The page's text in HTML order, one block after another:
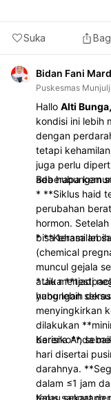
Suka
Bidan Fani
Puskesmas
Hallo Alti Bunga,
kondisi ini lebih
dengan
tetapi
juga perlu
ada hubungan
Beberapa
* **Siklus haid
perubahan
hormon.
bisa terasa
* **Kehamilan
(chemical
muncul gejala
atau menjadi
yang lebih
* Jika
hubungan
menyingkirkan
dilakukan
berisiko**,
Karena Anda
hari disertai
darahnya.
dalam ≤1 jam